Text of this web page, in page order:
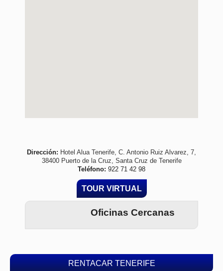
Dirección: Hotel Alua Tenerife, C. Antonio Ruiz Alvarez, 7,
38400 Puerto de la Cruz, Santa Cruz de Tenerife
Teléfono: 922 71 42 98
TOUR VIRTUAL
Oficinas Cercanas
RENTACAR TENERIFE